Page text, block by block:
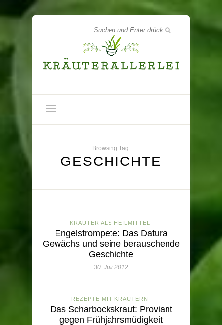
Browsing Tag:
GESCHICHTE
KRÄUTER ALS HEILMITTEL
Engelstrompete: Das Datura
Gewächs und seine berauschende
Geschichte
30. Juli 2012
REZEPTE MIT KRÄUTERN
Das Scharbockskraut: Proviant
gegen Frühjahrsmüdigkeit